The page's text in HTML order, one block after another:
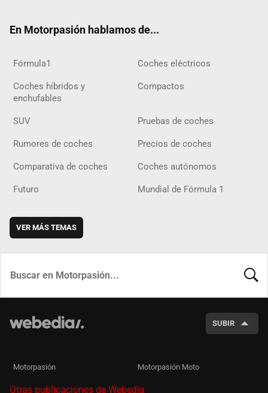
En Motorpasión hablamos de...
Fórmula1 Coches eléctricos
Coches híbridos y
enchufables
Compactos
SUV Pruebas de coches
Rumores de coches Precios de coches
Comparativa de coches Coches autónomos
Futuro Mundial de Fórmula 1
VER MÁS TEMAS
SUBIR
Motorpasión Motorpasión Moto
Otras publicaciones de Webedia